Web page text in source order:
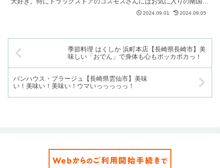
菓さんの塩けんぴが置いてあり、よく購入して...2024.09.01 2024.09.05
季節料理 はくしか 浜町本店【長崎県長崎市】美
味しい「おでん」で身体も心もポッカポカっ！
パンハウス・プラージュ【長崎県雲仙市】美味
い！美味い！美味い！ウマいっっっっっ！